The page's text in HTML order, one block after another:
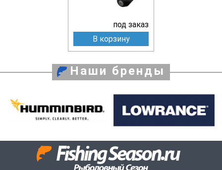
под заказ
В корзину
Наши бренды